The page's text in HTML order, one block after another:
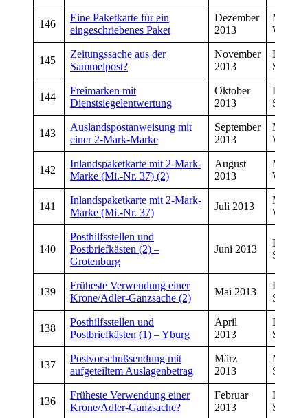
146
Eine Paketkarte für ein
eingeschriebenes Paket
Dezember
2013
145
Zeitungssache aus der
Sammelpost?
November
2013
Dirk
144
Freimarken mit
Dienstsiegelentwertung
Oktober
2013
Dirk
143
Auslandspostanweisung mit
einer 2‐Mark‐Marke
September
2013
142
Inlandspaketkarte mit 2-Mark-
Marke (Mi.-Nr. 37) (2)
August
2013
141
Inlandspaketkarte mit 2‐Mark‐
Marke (Mi.-Nr. 37)
Juli 2013
140
Posthilfsstellen und
Postbriefkästen (2) –
Grotenburg
Juni 2013
Dirk
139
Früheste Verwendung einer
Krone/Adler-Ganzsache (2)
Mai 2013
Dirk
138
Posthilfsstellen und
Postbriefkästen (1) – Yburg
April
2013
Dirk
137
Postvorschußsendung mit
aufgeteiltem Auslagenbetrag
März
2013
136
Früheste Verwendung einer
Krone/Adler-Ganzsache?
Februar
2013
Dirk